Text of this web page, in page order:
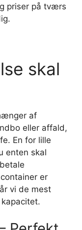
priser på tværs
skal
af
eller affald,
En for lille
enten skal
er
vi de mest